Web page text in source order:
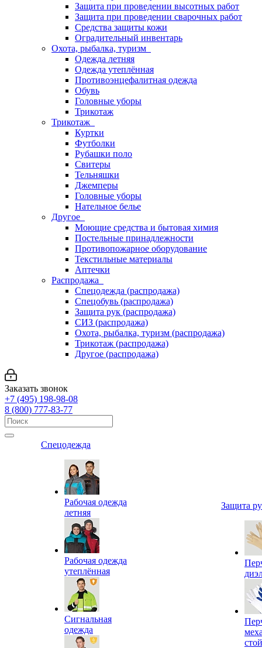
Защита при проведении высотных работ
Защита при проведении сварочных работ
Средства защиты кожи
Оградительный инвентарь
Охота, рыбалка, туризм
Одежда летняя
Одежда утеплённая
Противоэнцефалитная одежда
Обувь
Головные уборы
Трикотаж
Трикотаж
Куртки
Футболки
Рубашки поло
Свитеры
Тельняшки
Джемперы
Головные уборы
Нательное белье
Другое
Моющие средства и бытовая химия
Постельные принадлежности
Противопожарное оборудование
Текстильные материалы
Аптечки
Распродажа
Спецодежда (распродажа)
Спецобувь (распродажа)
Защита рук (распродажа)
СИЗ (распродажа)
Охота, рыбалка, туризм (распродажа)
Трикотаж (распродажа)
Другое (распродажа)
Заказать звонок
+7 (495) 198-98-08
8 (800) 777-83-77
Спецодежда
Рабочая одежда
летняя
Рабочая одежда
утеплённая
Сигнальная
одежда
Защита